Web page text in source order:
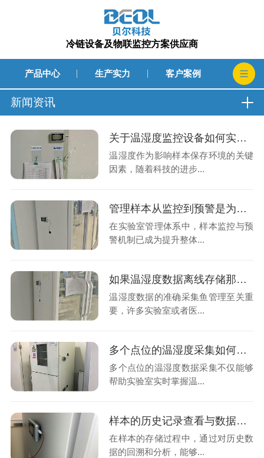
冷链设备及物联监控方案供应商
产品中心 生产实力 客户案例
新闻资讯
关于温湿度监控设备如何实现自动化管理帮助样本提升保存的安全性呢?26.8.7
温湿度作为影响样本保存环境的关键
因素，随着科技的进步...
管理样本从监控到预警是为了提升了监控效率还是及时处理异常的速度呢?26.8.5
在实验室管理体系中，样本监控与预
警机制已成为提升整体...
如果温湿度数据离线存储那么在发生异常波动时工作人员如何得知?26.8.3
温湿度数据的准确采集鱼管理至关重
要，许多实验室或者医...
多个点位的温湿度采集如何将数据统一上传至同一云端平台呢?26.7.30
多个点位的温湿度数据采集不仅能够
帮助实验室实时掌握温...
样本的历史记录查看与数据分析功能是决定温湿度数据的关键吗?26.7.28
在样本的存储过程中，通过对历史数
据的回溯和分析，能够...